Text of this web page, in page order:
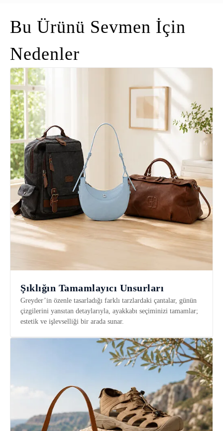
Bu Ürünü Sevmen İçin
Nedenler
Şıklığın Tamamlayıcı Unsurları
Greyder’in özenle tasarladığı farklı tarzlardaki çantalar, günün
çizgilerini yansıtan detaylarıyla, ayakkabı seçiminizi tamamlar;
estetik ve işlevselliği bir arada sunar.